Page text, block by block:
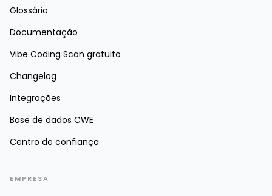
Glossário
Documentação
Vibe Coding Scan gratuito
Changelog
Integrações
Base de dados CWE
Centro de confiança
EMPRESA